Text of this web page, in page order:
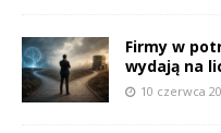
Firmy w
wydają na
10 czerwca